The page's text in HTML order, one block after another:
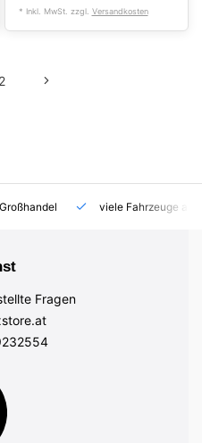
* Inkl. MwSt. zzgl. Versandkosten
2
Großhandel viele Fahrzeuge auf
Fragen